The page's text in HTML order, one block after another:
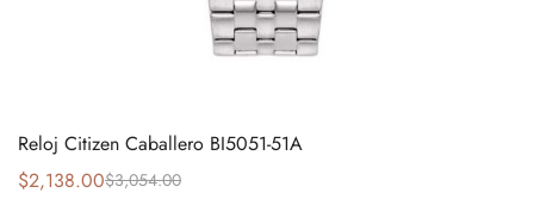
Reloj Citizen Caballero BI5051-51A
$3,054.00
$2,138.00